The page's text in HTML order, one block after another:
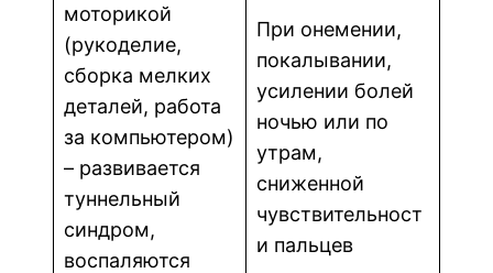
моторикой
(рукоделие,
сборка мелких
деталей, работа
за компьютером)
– развивается
туннельный
синдром,
воспаляются
При онемении,
покалывании,
усилении болей
ночью или по
утрам,
сниженной
чувствительност
и пальцев